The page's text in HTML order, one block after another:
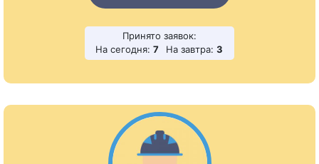
Принято заявок:
На сегодня: 7 На завтра: 3